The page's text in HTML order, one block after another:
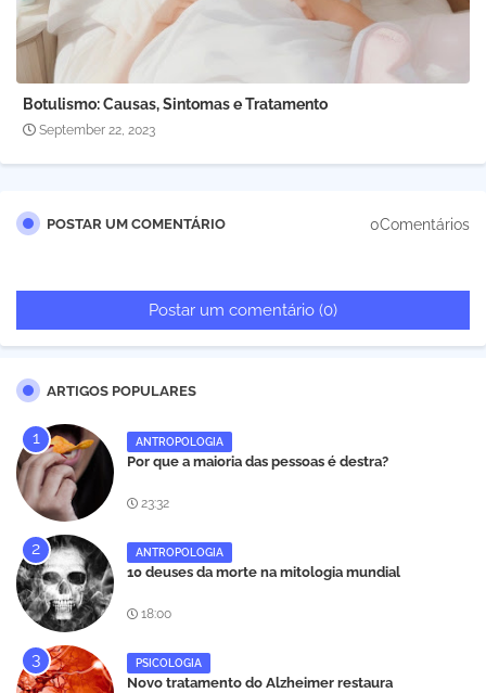
Botulismo: Causas, Sintomas e Tratamento
September 22, 2023
POSTAR UM COMENTÁRIO 0Comentários
Postar um comentário (0)
ARTIGOS POPULARES
ANTROPOLOGIA
Por que a maioria das pessoas é destra?
23:32
ANTROPOLOGIA
10 deuses da morte na mitologia mundial
18:00
PSICOLOGIA
Novo tratamento do Alzheimer restaura